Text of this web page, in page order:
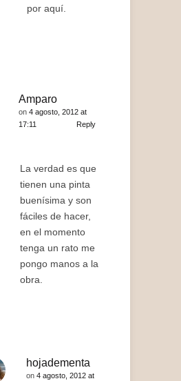
por aquí.
Amparo
on 4 agosto, 2012 at
17:11
Reply
La verdad es que
tienen una pinta
buenísima y son
fáciles de hacer,
en el momento
tenga un rato me
pongo manos a la
obra.
hojadementa
on 4 agosto, 2012 at